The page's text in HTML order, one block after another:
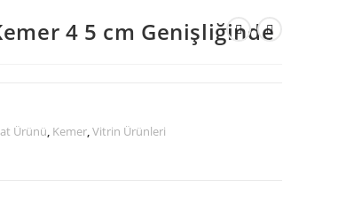
4 5 cm Genişliğinde
Ürünü, Kemer,Vitrin Ürünleri